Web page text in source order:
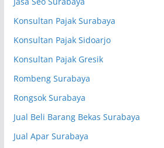
Konsultan Pajak Surabaya
Konsultan Pajak Sidoarjo
Konsultan Pajak Gresik
Rombeng Surabaya
Rongsok Surabaya
Jual Beli Barang Bekas Surabaya
Jual Apar Surabaya